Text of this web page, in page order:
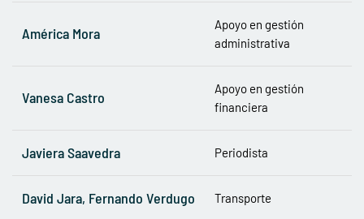
América Mora
Apoyo en gestión
administrativa
Vanesa Castro
Apoyo en gestión
financiera
Javiera Saavedra Periodista
David Jara, Fernando Verdugo Transporte